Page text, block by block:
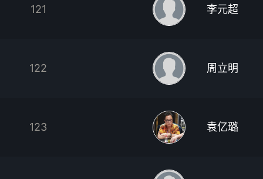
121 李元超
122 周立明
123 袁亿璐